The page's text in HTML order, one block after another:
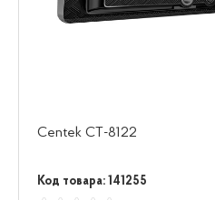
Centek СТ-8122
Код товара: 141255